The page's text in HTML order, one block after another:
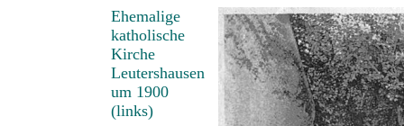
Ehemalige
katholische
Kirche
Leutershausen
um 1900
(links)